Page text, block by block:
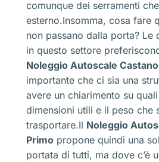
comunque dei serramenti
esterno.Insomma, cosa fare
non passano dalla porta? Le
in questo settore
Noleggio Autoscale
importante che ci sia una
avere un chiarimento su
dimensioni utili e il peso che
trasportare.Il Noleggio
Primo propone quindi una
portata di tutti, ma dove c’è